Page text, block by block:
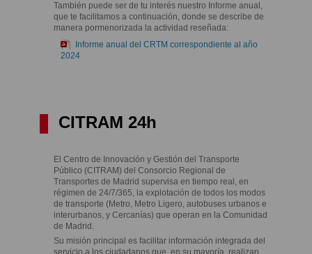
También puede ser de tu interés nuestro Informe anual,
que te facilitamos a continuación, donde se describe de
manera pormenorizada la actividad reseñada:
Informe anual del CRTM correspondiente al año
2024
CITRAM 24h
El Centro de Innovación y Gestión del Transporte
Público (CITRAM) del Consorcio Regional de
Transportes de Madrid supervisa en tiempo real, en
régimen de 24/7/365, la explotación de todos los modos
de transporte (Metro, Metro Ligero, autobuses urbanos e
interurbanos, y Cercanías) que operan en la Comunidad
de Madrid.
Su misión principal es facilitar información integrada del
servicio a los ciudadanos que, en su mayoría, realizan